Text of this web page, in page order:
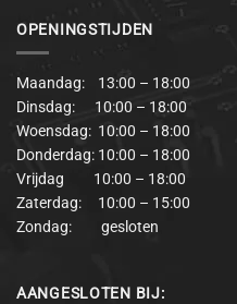
OPENINGSTIJDEN
Maandag: 13:00 – 18:00
Dinsdag: 10:00 – 18:00
Woensdag: 10:00 – 18:00
Donderdag: 10:00 – 18:00
Vrijdag 10:00 – 18:00
Zaterdag: 10:00 – 15:00
Zondag: gesloten
AANGESLOTEN BIJ: